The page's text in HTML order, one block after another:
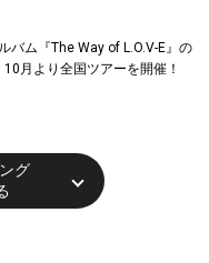
バム『The Way of L.O.V-E』の
月より全国ツアーを開催！
グ